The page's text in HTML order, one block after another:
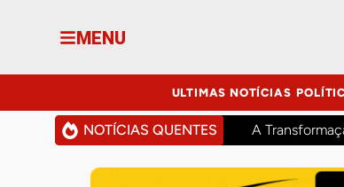
MENU
ULTIMAS NOTÍCIAS
NOTÍCIAS QUENTES A